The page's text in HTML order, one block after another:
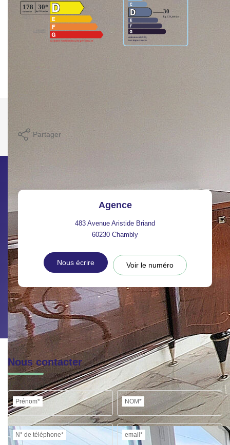
Partager
Agence
483 Avenue Aristide Briand
60230 Chambly
Nous écrire Voir le numéro
Nous contacter
Prénom* NOM*
N° de téléphone* email*